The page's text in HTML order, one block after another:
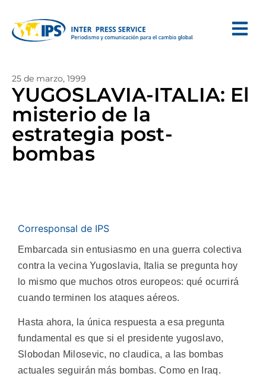
25 de marzo, 1999
YUGOSLAVIA-ITALIA: El
misterio de la
estrategia post-
bombas
Corresponsal de IPS
Embarcada sin entusiasmo en una guerra colectiva
contra la vecina Yugoslavia, Italia se pregunta hoy
lo mismo que muchos otros europeos: qué ocurrirá
cuando terminen los ataques aéreos.
Hasta ahora, la única respuesta a esa pregunta
fundamental es que si el presidente yugoslavo,
Slobodan Milosevic, no claudica, a las bombas
actuales seguirán más bombas. Como en Iraq.